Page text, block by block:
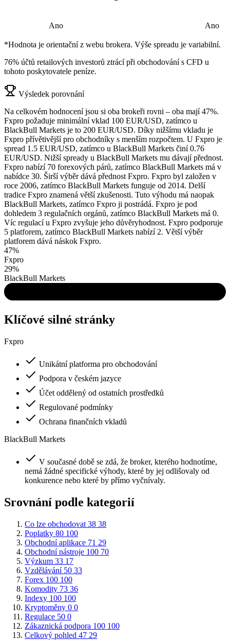
Ano Ano
*Hodnota je orientační z webu brokera. Výše spreadu je variabilní.
76% účtů retailových investorů ztrácí při obchodování s CFD u
tohoto poskytovatele peníze.
Výsledek porovnání
Na celkovém hodnocení jsou si oba brokeři rovni – oba mají 47%.
Fxpro požaduje minimální vklad 100 EUR/USD, zatímco u
BlackBull Markets je to 200 EUR/USD. Díky nižšímu vkladu je
Fxpro přívětivější pro obchodníky s menším rozpočtem. U Fxpro je
spread 1.5 EUR/USD, zatímco u BlackBull Markets činí 0.76
EUR/USD. Nižší spready u BlackBull Markets mu dávají přednost.
Fxpro nabízí 70 forexových párů, zatímco BlackBull Markets má v
nabídce 30. Širší výběr dává přednost Fxpro. Fxpro byl založen v
roce 2006, zatímco BlackBull Markets funguje od 2014. Delší
tradice Fxpro znamená větší zkušenosti. Tuto výhodu má naopak
BlackBull Markets, zatímco Fxpro ji postrádá. Fxpro je pod
dohledem 3 regulačních orgánů, zatímco BlackBull Markets má 0.
Víc regulací u Fxpro zvyšuje jeho důvěryhodnost. Fxpro podporuje
5 platforem, zatímco BlackBull Markets nabízí 2. Větší výběr
platforem dává náskok Fxpro.
47%
Fxpro
29%
BlackBull Markets
Klíčové silné stránky
Fxpro
Unikátní platforma pro obchodování
Podpora v českém jazyce
Účet oddělený od ostatních prostředků
Regulované podmínky
Ochrana finančních vkladů
BlackBull Markets
V současné době se zdá, že broker, kterého hodnotíme,
nemá žádné specifické výhody, které by jej odlišovaly od
konkurence nebo které by přímo vyčnívaly.
Srovnání podle kategorií
Co lze obchodovat 38 38
Poplatky 80 100
Obchodní aplikace 71 29
Obchodní nástroje 100 70
Výzkum 33 17
Vzdělávání 50 33
Forex 100 100
Komodity 73 36
Indexy 100 100
Kryptoměny 0 0
Regulace 50 0
Zákaznická podpora 100 100
Celkový pohled 47 29